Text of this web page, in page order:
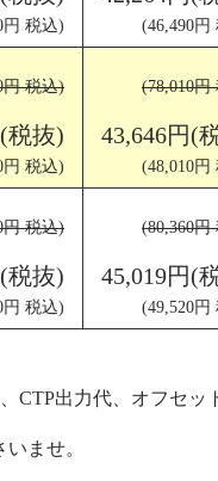
円 税込) (46,490円
円 税込)
税抜)
円 税込)
(78,010円
43,646円(
(48,010円
円 税込)
税抜)
円 税込)
(80,360円
45,019円(
(49,520円
CTP出力代、オフセ
ませ。